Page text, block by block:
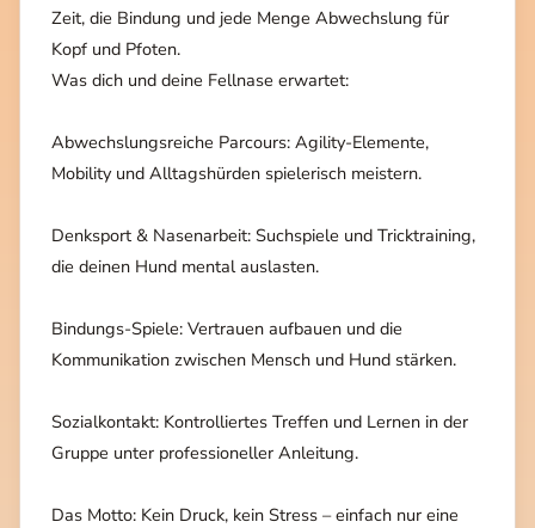
Zeit, die Bindung und jede Menge Abwechslung für
Kopf und Pfoten.
Was dich und deine Fellnase erwartet:
Abwechslungsreiche Parcours: Agility-Elemente,
Mobility und Alltagshürden spielerisch meistern.
Denksport & Nasenarbeit: Suchspiele und Tricktraining,
die deinen Hund mental auslasten.
Bindungs-Spiele: Vertrauen aufbauen und die
Kommunikation zwischen Mensch und Hund stärken.
Sozialkontakt: Kontrolliertes Treffen und Lernen in der
Gruppe unter professioneller Anleitung.
Das Motto: Kein Druck, kein Stress – einfach nur eine